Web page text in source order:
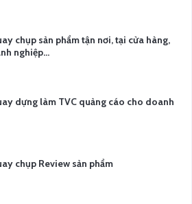
chụp sản phẩm tận nơi, tại cửa hàng,
nghiệp…
dựng làm TVC quảng cáo cho doanh
chụp Review sản phẩm